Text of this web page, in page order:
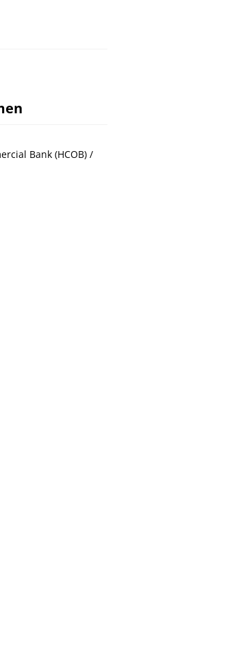
Bank (HCOB) /